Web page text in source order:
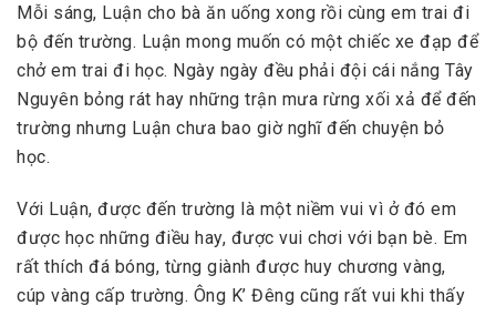
Mỗi sáng, Luận cho bà ăn uống xong rồi cùng em trai đi
bộ đến trường. Luận mong muốn có một chiếc xe đạp để
chở em trai đi học. Ngày ngày đều phải đội cái nắng Tây
Nguyên bỏng rát hay những trận mưa rừng xối xả để đến
trường nhưng Luận chưa bao giờ nghĩ đến chuyện bỏ
học.
Với Luận, được đến trường là một niềm vui vì ở đó em
được học những điều hay, được vui chơi với bạn bè. Em
rất thích đá bóng, từng giành được huy chương vàng,
cúp vàng cấp trường. Ông K’ Đêng cũng rất vui khi thấy